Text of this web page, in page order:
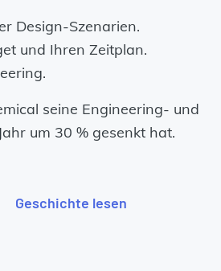
Design-Szenarien.
und Ihren Zeitplan.
seine Engineering- und
um 30 % gesenkt hat.
Geschichte lesen